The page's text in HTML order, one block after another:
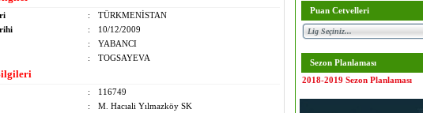
:
TÜRKMENİSTAN
:
10/12/2009
:
YABANCI
: TOGSAYEVA
:
116749
:
M. Hacıali Yılmazköy SK
Puan Cetvelleri
Sezon Planlaması
2018-2019 Sezon Planlaması